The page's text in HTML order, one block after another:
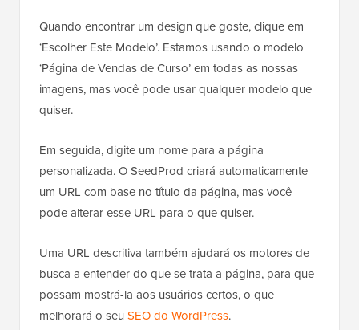
Quando encontrar um design que goste, clique em
‘Escolher Este Modelo’. Estamos usando o modelo
‘Página de Vendas de Curso’ em todas as nossas
imagens, mas você pode usar qualquer modelo que
quiser.
Em seguida, digite um nome para a página
personalizada. O SeedProd criará automaticamente
um URL com base no título da página, mas você
pode alterar esse URL para o que quiser.
Uma URL descritiva também ajudará os motores de
busca a entender do que se trata a página, para que
possam mostrá-la aos usuários certos, o que
melhorará o seu SEO do WordPress.